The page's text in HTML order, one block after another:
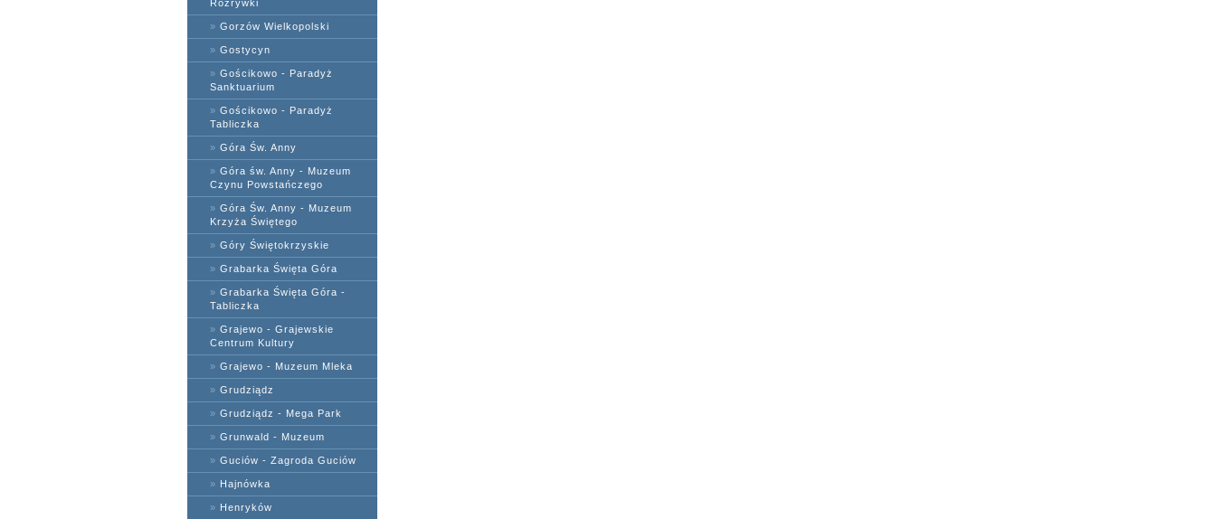
Rozrywki
» Gorzów Wielkopolski
» Gostycyn
» Gościkowo - Paradyż
Sanktuarium
» Gościkowo - Paradyż
Tabliczka
» Góra Św. Anny
» Góra św. Anny - Muzeum
Czynu Powstańczego
» Góra Św. Anny - Muzeum
Krzyża Świętego
» Góry Świętokrzyskie
» Grabarka Święta Góra
» Grabarka Święta Góra -
Tabliczka
» Grajewo - Grajewskie
Centrum Kultury
» Grajewo - Muzeum Mleka
» Grudziądz
» Grudziądz - Mega Park
» Grunwald - Muzeum
» Guciów - Zagroda Guciów
» Hajnówka
» Henryków